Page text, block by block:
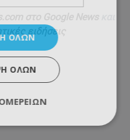
ειδήσεις
ΌΛΩΝ
ΌΛΩΝ